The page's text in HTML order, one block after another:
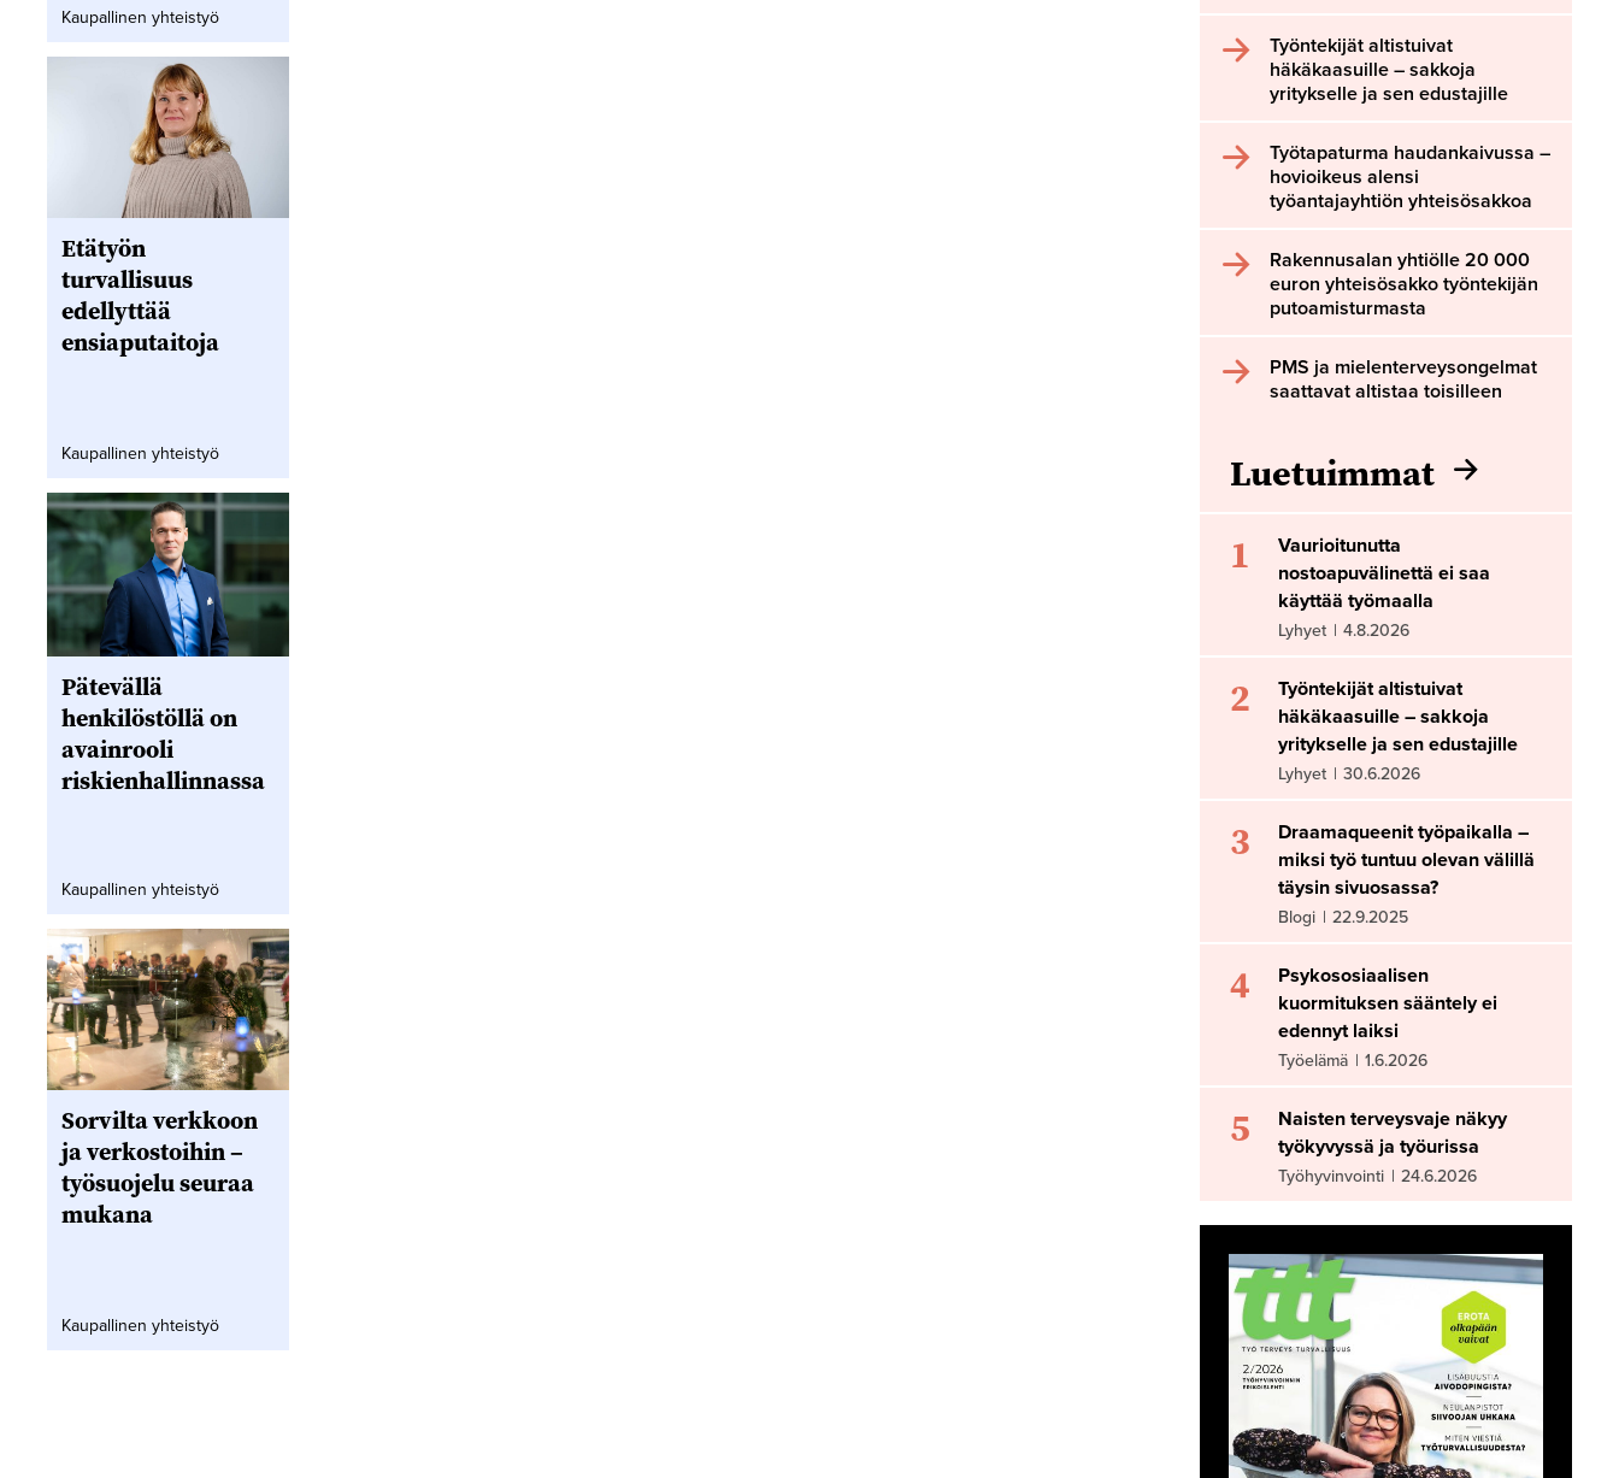
Kaupallinen yhteistyö
Etätyön
turvallisuus
edellyttää
ensiaputaitoja
Kaupallinen yhteistyö
Pätevällä
henkilöstöllä on
avainrooli
riskienhallinnassa
Kaupallinen yhteistyö
Sorvilta verkkoon
ja verkostoihin –
työsuojelu seuraa
mukana
Kaupallinen yhteistyö
Työntekijät altistuivat
häkäkaasuille – sakkoja
yritykselle ja sen edustajille
Työtapaturma haudankaivussa –
hovioikeus alensi
työantajayhtiön yhteisösakkoa
Rakennusalan yhtiölle 20 000
euron yhteisösakko työntekijän
putoamisturmasta
PMS ja mielenterveysongelmat
saattavat altistaa toisilleen
Luetuimmat
1
Vaurioitunutta
nostoapuvälinettä ei saa
käyttää työmaalla
Lyhyet | 4.8.2026
2
Työntekijät altistuivat
häkäkaasuille – sakkoja
yritykselle ja sen edustajille
Lyhyet | 30.6.2026
3
Draamaqueenit työpaikalla –
miksi työ tuntuu olevan välillä
täysin sivuosassa?
Blogi | 22.9.2025
4
Psykososiaalisen
kuormituksen sääntely ei
edennyt laiksi
Työelämä | 1.6.2026
5
Naisten terveysvaje näkyy
työkyvyssä ja työurissa
Työhyvinvointi | 24.6.2026